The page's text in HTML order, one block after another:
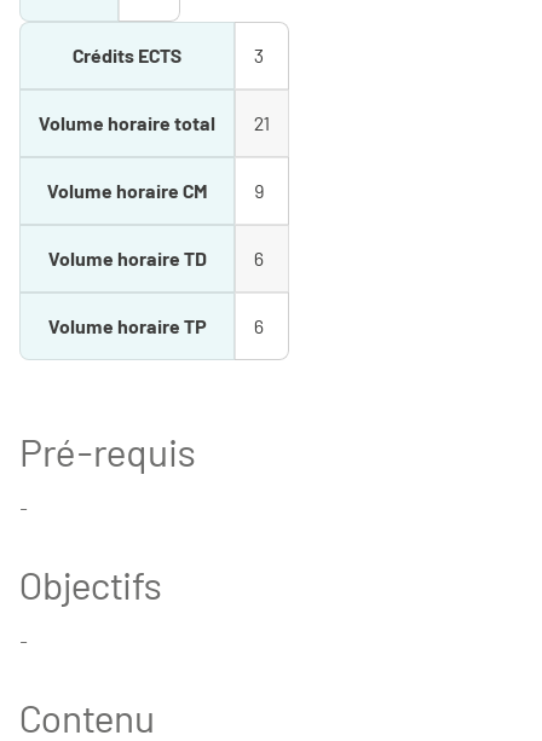
Crédits ECTS 3
Volume horaire total 21
Volume horaire CM 9
Volume horaire TD 6
Volume horaire TP 6
Pré-requis
-
Objectifs
-
Contenu